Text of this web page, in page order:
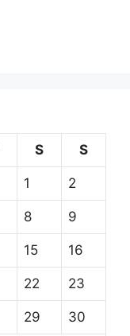
S S
1 2
8 9
15 16
22 23
29 30